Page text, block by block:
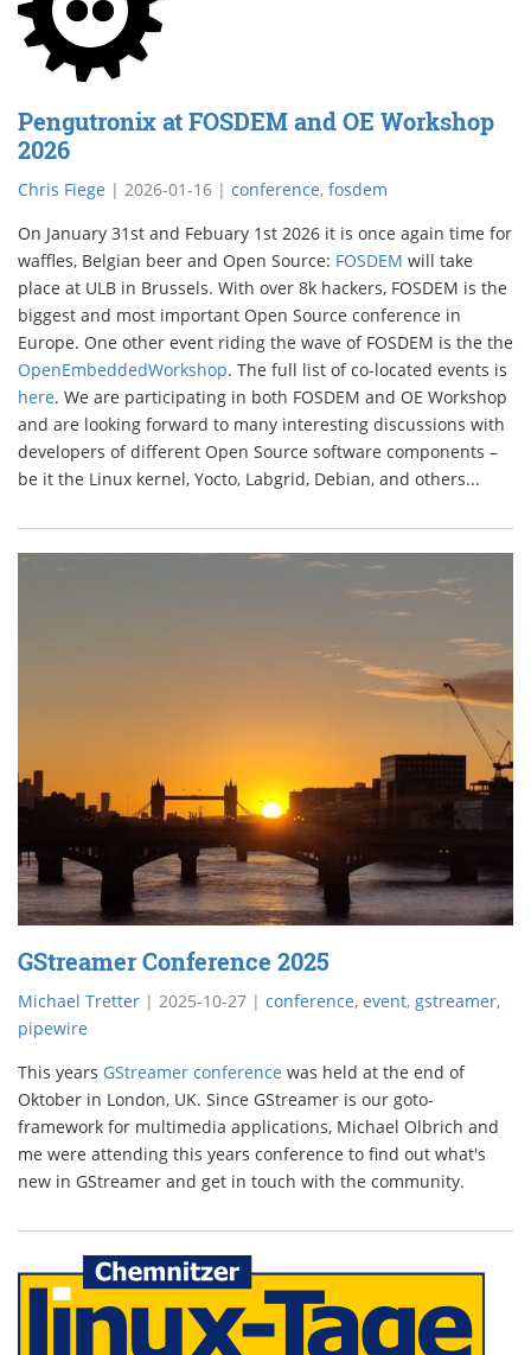
Pengutronix at FOSDEM and OE Workshop
2026
Chris Fiege | 2026-01-16 | conference, fosdem
On January 31st and Febuary 1st 2026 it is once again time for
waffles, Belgian beer and Open Source: FOSDEM will take
place at ULB in Brussels. With over 8k hackers, FOSDEM is the
biggest and most important Open Source conference in
Europe. One other event riding the wave of FOSDEM is the the
OpenEmbeddedWorkshop. The full list of co-located events is
here. We are participating in both FOSDEM and OE Workshop
and are looking forward to many interesting discussions with
developers of different Open Source software components –
be it the Linux kernel, Yocto, Labgrid, Debian, and others...
GStreamer Conference 2025
Michael Tretter | 2025-10-27 | conference, event, gstreamer,
pipewire
This years GStreamer conference was held at the end of
Oktober in London, UK. Since GStreamer is our goto-
framework for multimedia applications, Michael Olbrich and
me were attending this years conference to find out what's
new in GStreamer and get in touch with the community.